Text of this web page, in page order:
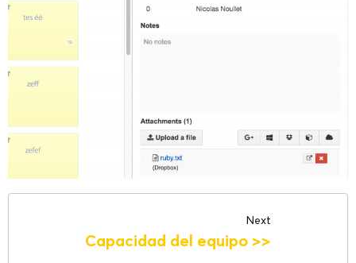
Next
Capacidad del equipo >>